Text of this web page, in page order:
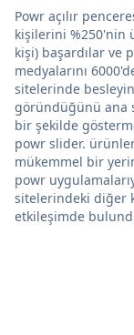
Powr açılır
kişilerini %250'nin
kişi) başardılar ve
medyalarını
sitelerinde
göründüğünü ana
bir şekilde
powr slider.
mükemmel bir
powr
sitelerindeki diğer
etkileşimde